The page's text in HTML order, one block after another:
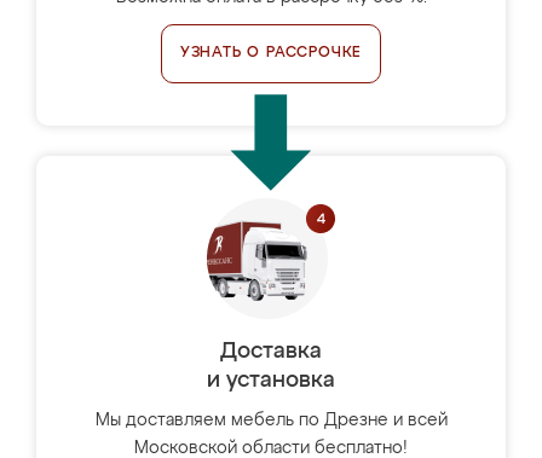
УЗНАТЬ О РАССРОЧКЕ
Доставка
и установка
Мы доставляем мебель по Дрезне и всей
Московской области бесплатно!